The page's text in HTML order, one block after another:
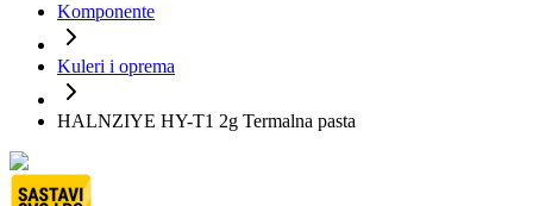
Komponente
Kuleri i oprema
HALNZIYE HY-T1 2g Termalna pasta